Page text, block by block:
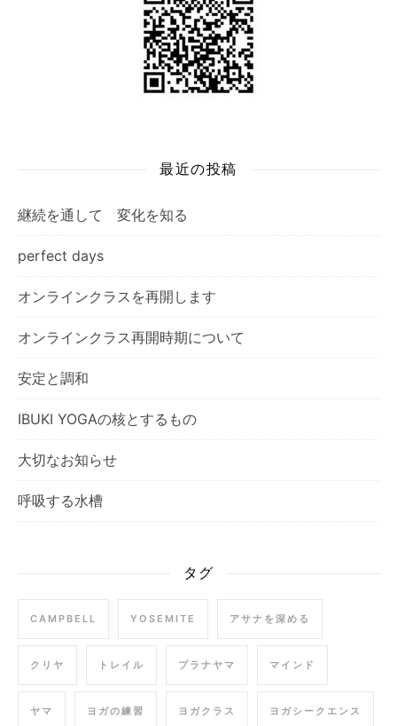
最近の投稿
継続を通して 変化を知る
perfect days
オンラインクラスを再開します
オンラインクラス再開時期について
安定と調和
IBUKI YOGAの核とするもの
大切なお知らせ
呼吸する水槽
タグ
CAMPBELL YOSEMITE アサナを深める
クリヤ トレイル プラナヤマ マインド
ヤマ ヨガの練習 ヨガクラス ヨガシークエンス